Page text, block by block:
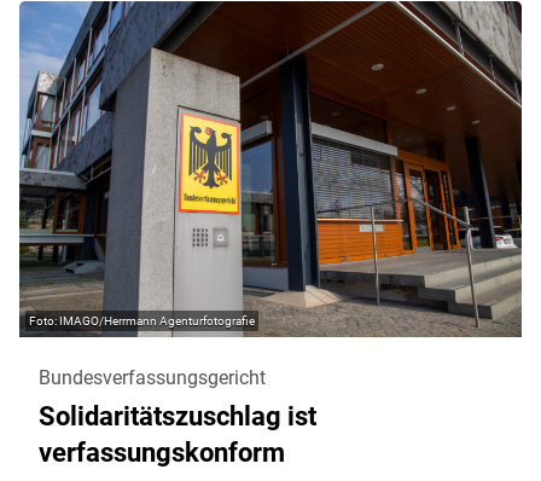
IMAGO/Herrmann Agenturfotografie
Bundesverfassungsgericht
Solidaritätszuschlag ist
verfassungskonform